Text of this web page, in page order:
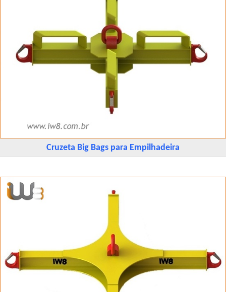
Cruzeta Big Bags para Empilhadeira